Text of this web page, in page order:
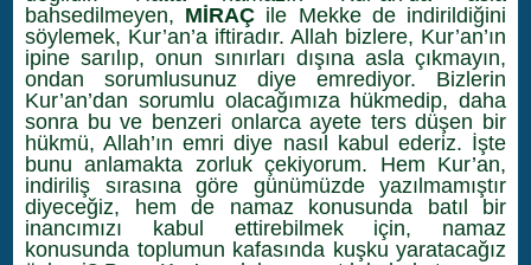
bahsedilmeyen, MİRAÇ ile Mekke de indirildiğini
söylemek, Kur’an’a iftiradır. Allah bizlere, Kur’an’ın
ipine sarılıp, onun sınırları dışına asla çıkmayın,
ondan sorumlusunuz diye emrediyor. Bizlerin
Kur’an’dan sorumlu olacağımıza hükmedip, daha
sonra bu ve benzeri onlarca ayete ters düşen bir
hükmü, Allah’ın emri diye nasıl kabul ederiz. İşte
bunu anlamakta zorluk çekiyorum. Hem Kur’an,
indiriliş sırasına göre günümüzde yazılmamıştır
diyeceğiz, hem de namaz konusunda batıl bir
inancımızı kabul ettirebilmek için, namaz
konusunda toplumun kafasında kuşku yaratacağız